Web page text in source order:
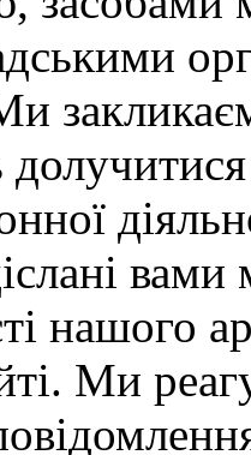
вами
нашого
Ми